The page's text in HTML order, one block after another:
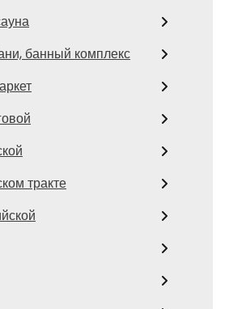
банный комплекс
тракте